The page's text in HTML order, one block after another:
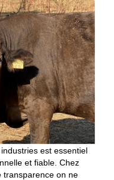
est essentiel
et fiable. Chez
transparence on ne